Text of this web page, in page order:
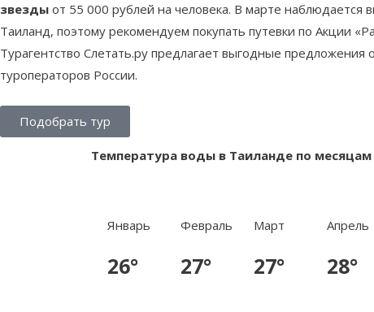
звезды от 55 000 рублей на человека. В марте наблюдается
Таиланд, поэтому рекомендуем покупать путевки по Акции
Турагентство Слетать.ру предлагает выгодные предложения
туроператоров России.
Подобрать тур
Температура воды в Таиланде по месяцам
Январь
26°
Февраль
27°
Март
27°
Апрель
28°